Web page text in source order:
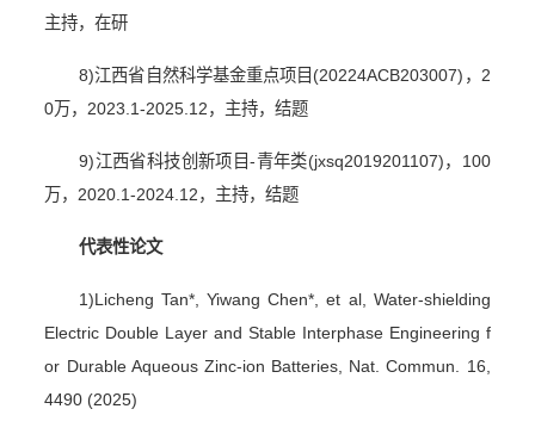
主持，在研
8)江西省自然科学基金重点项目 (20224ACB203007) ， 2
0万， 2023.1-2025.12，主持，结题
9)江西省科技创新项目-青年类(jxsq2019201107)， 100
万， 2020.1-2024.12，主持，结题
代表性论文
1)Licheng Tan*, Yiwang Chen*, et al, Water-shielding
Electric Double Layer and Stable Interphase Engineering f
or Durable Aqueous Zinc-ion Batteries, Nat. Commun. 16,
4490 (2025)